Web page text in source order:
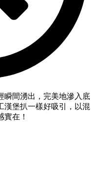
瞬間湧出，完美地滲入底
漢堡扒一樣好吸引，以混
在！